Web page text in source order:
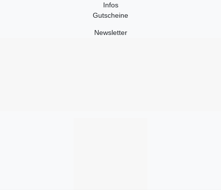
Infos
Gutscheine
Newsletter